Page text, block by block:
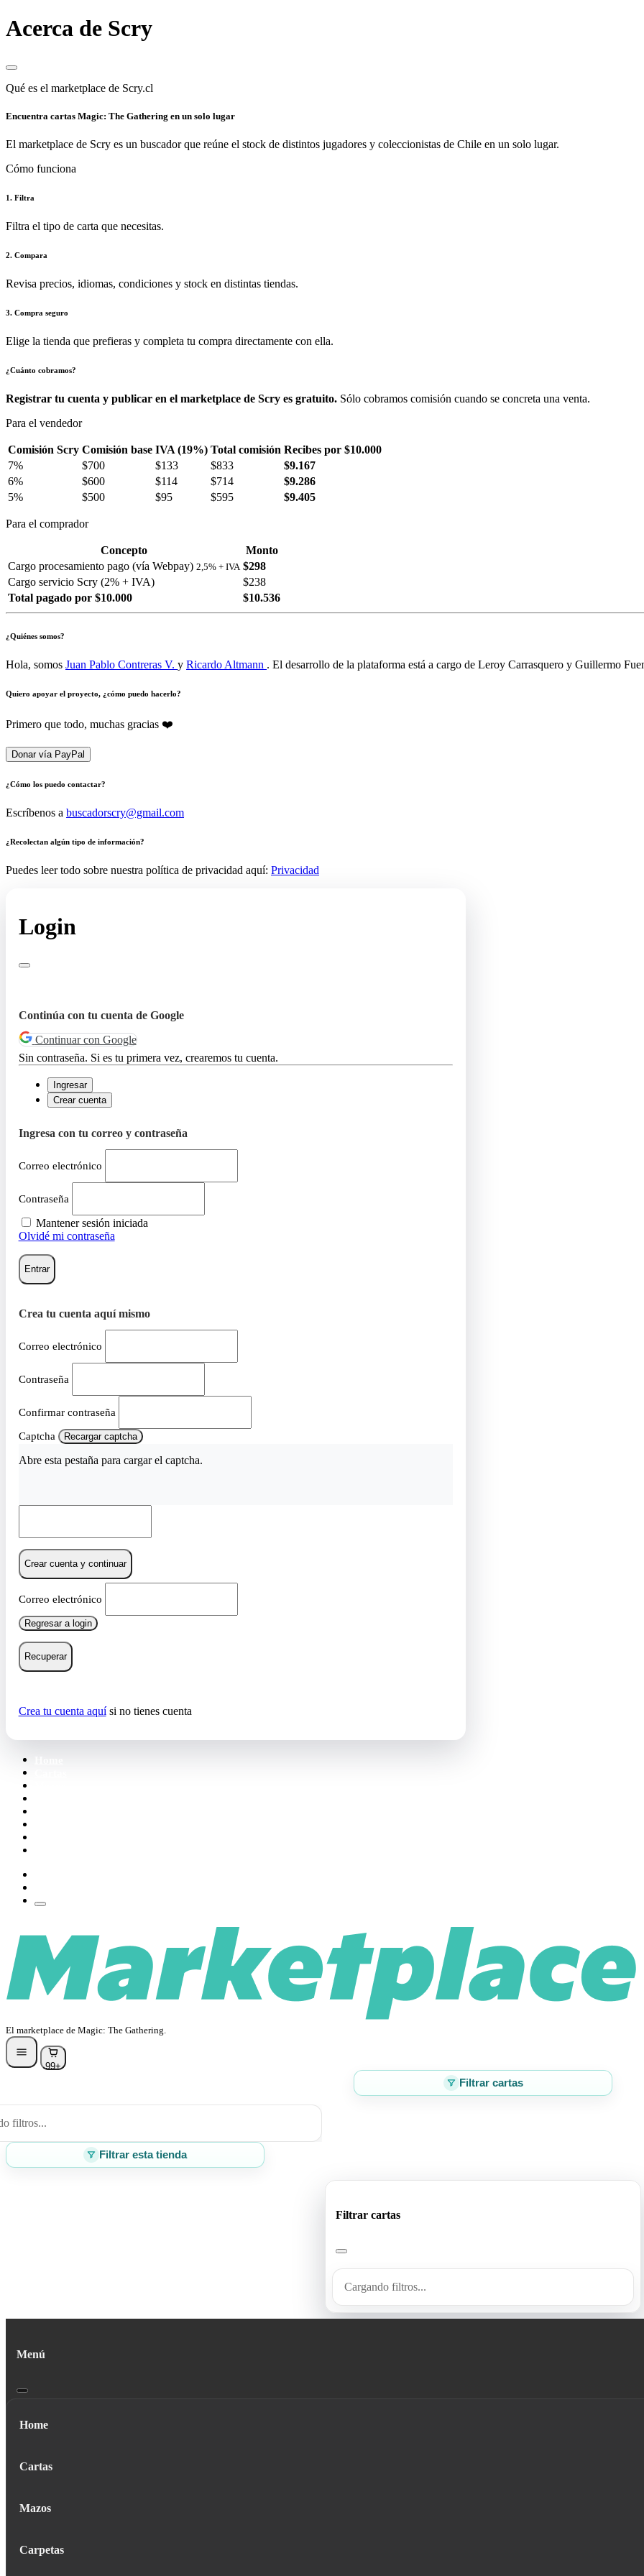
Acerca de Scry
Qué es el marketplace de Scry.cl
Encuentra cartas Magic: The Gathering en un solo lugar
El marketplace de Scry es un buscador que reúne el stock de distintos jugadores y coleccionistas de Chile en un solo lugar.
Cómo funciona
1. Filtra
Filtra el tipo de carta que necesitas.
2. Compara
Revisa precios, idiomas, condiciones y stock en distintas tiendas.
3. Compra seguro
Elige la tienda que prefieras y completa tu compra directamente con ella.
¿Cuánto cobramos?
Registrar tu cuenta y publicar en el marketplace de Scry es gratuito. Sólo cobramos comisión cuando se concreta una venta.
Para el vendedor
Comisión Scry Comisión base IVA (19%) Total comisión Recibes por $10.000
7%
$700 $133 $833
$9.167
6%
$600 $114 $714
$9.286
5%
$500 $95 $595 $9.405
Para el comprador
Concepto
Monto
Cargo procesamiento pago (vía Webpay) 2,5% + IVA $298
Cargo servicio Scry (2% + IVA)
$238
Total pagado por $10.000
$10.536
¿Quiénes somos?
Hola, somos Juan Pablo Contreras V. y Ricardo Altmann . El desarrollo de la plataforma está a cargo de Leroy Carrasquero y Guillermo
Quiero apoyar el proyecto, ¿cómo puedo hacerlo?
Primero que todo, muchas gracias ❤️
Donar vía PayPal
¿Cómo los puedo contactar?
Escríbenos a buscadorscry@gmail.com
¿Recolectan algún tipo de información?
Puedes leer todo sobre nuestra política de privacidad aquí: Privacidad
Login
Continúa con tu cuenta de Google
Continuar con Google
Sin contraseña. Si es tu primera vez, crearemos tu cuenta.
Ingresar
Crear cuenta
Ingresa con tu correo y contraseña
Correo electrónico
Contraseña
Mantener sesión iniciada
Olvidé mi contraseña
Entrar
Crea tu cuenta aquí mismo
Correo electrónico
Contraseña
Confirmar contraseña
Captcha Recargar captcha
Abre esta pestaña para cargar el captcha.
Crear cuenta y continuar
Correo electrónico
Regresar a login
Recuperar
Crea tu cuenta aquísi no tienes cuenta
El marketplace de Magic: The Gathering.
99+
Filtrar cartas
filtros...
Filtrar esta tienda
Filtrar cartas
Cargando filtros...
Menú
Home
Cartas
Mazos
Carpetas